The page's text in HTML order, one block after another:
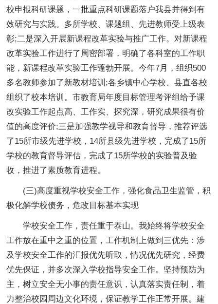
校申报科研课题，一批重点科研课题落户我县并得到有
效研究与实践。多所学校、课题组、先进教师受上级表
彰;二是深入开展新课程改革实验与推广工作。对新课程
改革实验工作进行了周密部署，明确了各科室的工作职
能，新课程改革实验工作蓬勃开展。今年7月，组织500
多名教师参加了新教材培训;各乡镇中心学校、县直各校
组织了校本培训。市教育局年度目标管理考评组给予课
改实验工作起点高、工作实、探究深，研究成果很有价
值的高度评价;三是加强教学视导和教育督导，推荐评选
了15所市级先进学校，14所县级先进学校，完成了15所
学校的教育督导评估，完成了15所学校的实验普及验
收，推进了素质教育进程。
(三)高度重视学校安全工作，强化食品卫生监管，积
极化解学校债务，危改目标基本实现
学校安全工作，责任重于泰山。我始终将学校安全
工作放在重中之重的位置，工作机制上做到三优先：涉
及学校安全工作的汇报优先听取，情况优先研究，经费
优先保证，并多次深入学校指导安全工作。坚持预防为
主，树立安全无小事的责任意识，认真落实责任制，着
力整治校园周边文化环境，保证教学工作正常开展。建